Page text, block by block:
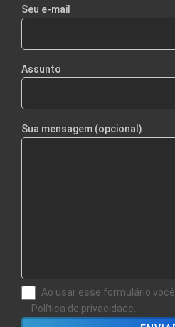
Seu e-mail
Assunto
Sua mensagem (opcional)
Ao usar esse formulário
Política de privacidade.